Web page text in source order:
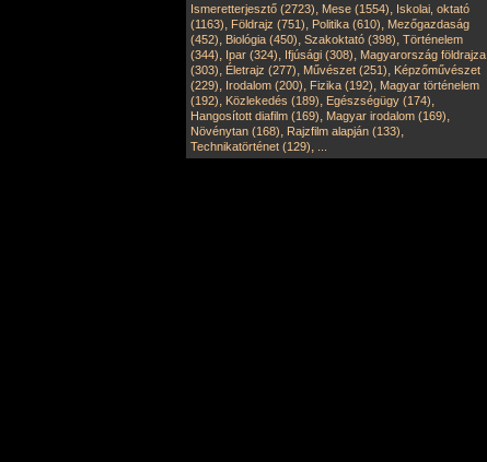
Ismeretterjesztő (2723), Mese (1554), Iskolai, oktató
(1163), Földrajz (751), Politika (610), Mezőgazdaság
(452), Biológia (450), Szakoktató (398), Történelem
(344), Ipar (324), Ifjúsági (308), Magyarország földrajza
(303), Életrajz (277), Művészet (251), Képzőművészet
(229), Irodalom (200), Fizika (192), Magyar történelem
(192), Közlekedés (189), Egészségügy (174),
Hangosított diafilm (169), Magyar irodalom (169),
Növénytan (168), Rajzfilm alapján (133),
Technikatörténet (129),